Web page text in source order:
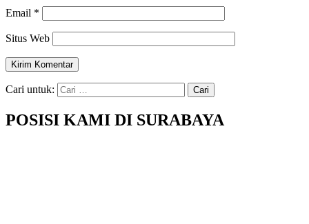
Email *
Situs Web
Cari untuk:
POSISI KAMI DI SURABAYA